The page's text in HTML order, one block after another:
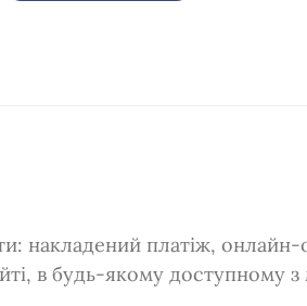
накладений платіж, онлайн-
в будь-якому доступному